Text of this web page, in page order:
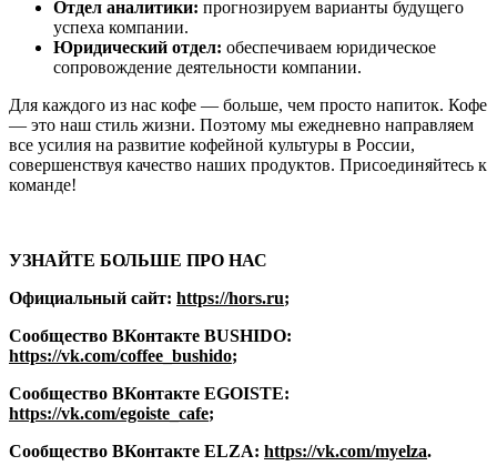
Отдел аналитики: прогнозируем варианты будущего
успеха компании.
Юридический отдел: обеспечиваем юридическое
сопровождение деятельности компании.
Для каждого из нас кофе — больше, чем просто напиток. Кофе
— это наш стиль жизни. Поэтому мы ежедневно направляем
все усилия на развитие кофейной культуры в России,
совершенствуя качество наших продуктов. Присоединяйтесь к
команде!
УЗНАЙТЕ БОЛЬШЕ ПРО НАС
Официальный сайт: https://hors.ru;
Сообщество ВКонтакте BUSHIDO:
https://vk.com/coffee_bushido;
Сообщество ВКонтакте EGOISTE:
https://vk.com/egoiste_cafe;
Сообщество ВКонтакте ELZA: https://vk.com/myelza.